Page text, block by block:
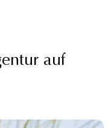
auf